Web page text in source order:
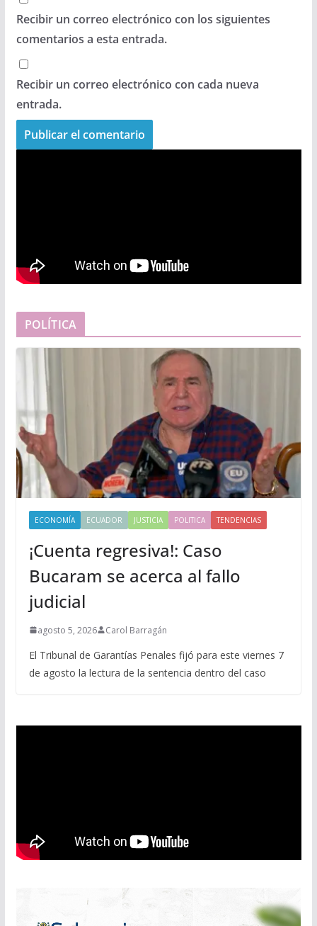
Recibir un correo electrónico con los siguientes
comentarios a esta entrada.
Recibir un correo electrónico con cada nueva
entrada.
POLÍTICA
ECONOMÍA ECUADOR JUSTICIA POLITICA TENDENCIAS
¡Cuenta regresiva!: Caso
Bucaram se acerca al fallo
judicial
agosto 5, 2026 Carol Barragán
El Tribunal de Garantías Penales fijó para este viernes 7
de agosto la lectura de la sentencia dentro del caso